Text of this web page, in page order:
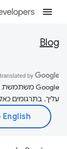
Blog
עליך. בתרגומים